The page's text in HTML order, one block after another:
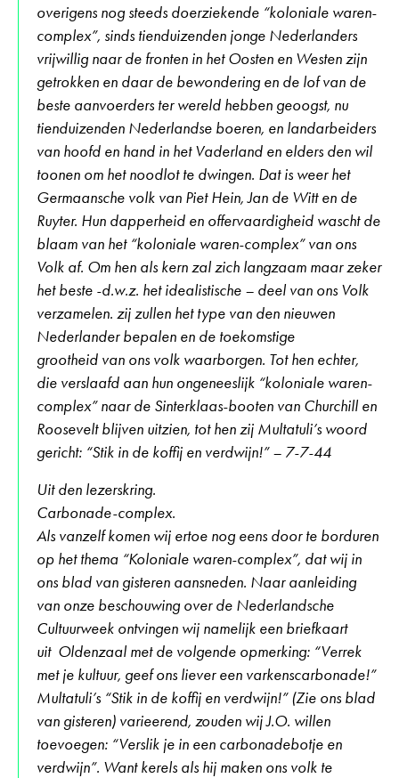
overigens nog steeds doerziekende “koloniale waren-
complex”, sinds tienduizenden jonge Nederlanders
vrijwillig naar de fronten in het Oosten en Westen zijn
getrokken en daar de bewondering en de lof van de
beste aanvoerders ter wereld hebben geoogst, nu
tienduizenden Nederlandse boeren, en landarbeiders
van hoofd en hand in het Vaderland en elders den wil
toonen om het noodlot te dwingen. Dat is weer het
Germaansche volk van Piet Hein, Jan de Witt en de
Ruyter. Hun dapperheid en offervaardigheid wascht de
blaam van het “koloniale waren-complex” van ons
Volk af. Om hen als kern zal zich langzaam maar zeker
het beste -d.w.z. het idealistische – deel van ons Volk
verzamelen. zij zullen het type van den nieuwen
Nederlander bepalen en de toekomstige
grootheid van ons volk waarborgen. Tot hen echter,
die verslaafd aan hun ongeneeslijk “koloniale waren-
complex” naar de Sinterklaas-booten van Churchill en
Roosevelt blijven uitzien, tot hen zij Multatuli’s woord
gericht: “Stik in de koffij en verdwijn!” – 7-7-44
Uit den lezerskring.
Carbonade-complex.
Als vanzelf komen wij ertoe nog eens door te borduren
op het thema “Koloniale waren-complex”, dat wij in
ons blad van gisteren aansneden. Naar aanleiding
van onze beschouwing over de Nederlandsche
Cultuurweek ontvingen wij namelijk een briefkaart
uit Oldenzaal met de volgende opmerking: “Verrek
met je kultuur, geef ons liever een varkenscarbonade!”
Multatuli’s “Stik in de koffij en verdwijn!” (Zie ons blad
van gisteren) varieerend, zouden wij J.O. willen
toevoegen: “Verslik je in een carbonadebotje en
verdwijn”. Want kerels als hij maken ons volk te